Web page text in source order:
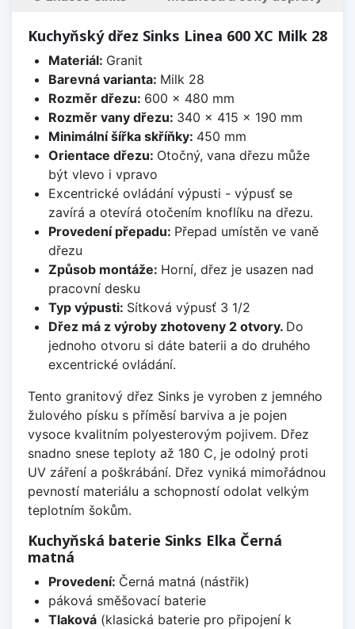
Kuchyňský dřez Sinks Linea 600 XC Milk 28
Materiál: Granit
Barevná varianta: Milk 28
Rozměr dřezu: 600 x 480 mm
Rozměr vany dřezu: 340 x 415 x 190 mm
Minimální šířka skříňky: 450 mm
Orientace dřezu: Otočný, vana dřezu může
být vlevo i vpravo
Excentrické ovládání výpusti - výpusť se
zavírá a otevírá otočením knoflíku na dřezu.
Provedení přepadu: Přepad umístěn ve vaně
dřezu
Způsob montáže: Horní, dřez je usazen nad
pracovní desku
Typ výpusti: Sítková výpusť 3 1/2
Dřez má z výroby zhotoveny 2 otvory. Do
jednoho otvoru si dáte baterii a do druhého
excentrické ovládání.
Tento granitový dřez Sinks je vyroben z jemného
žulového písku s příměsí barviva a je pojen
vysoce kvalitním polyesterovým pojivem. Dřez
snadno snese teploty až 180 C, je odolný proti
UV záření a poškrábání. Dřez vyniká mimořádnou
pevností materiálu a schopností odolat velkým
teplotním šokům.
Kuchyňská baterie Sinks Elka Černá
matná
Provedení: Černá matná (nástřik)
páková směšovací baterie
Tlaková(klasická baterie pro připojení k